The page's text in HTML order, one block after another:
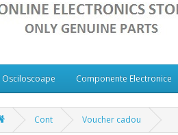
Osciloscoape Componente Electronice
Cont Voucher cadou